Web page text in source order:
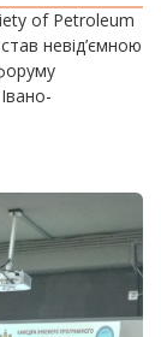
of Petroleum
невід’ємною